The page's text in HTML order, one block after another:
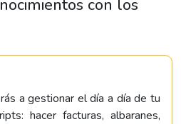
con los
a gestionar el día a día de tu
hacer facturas, albaranes,